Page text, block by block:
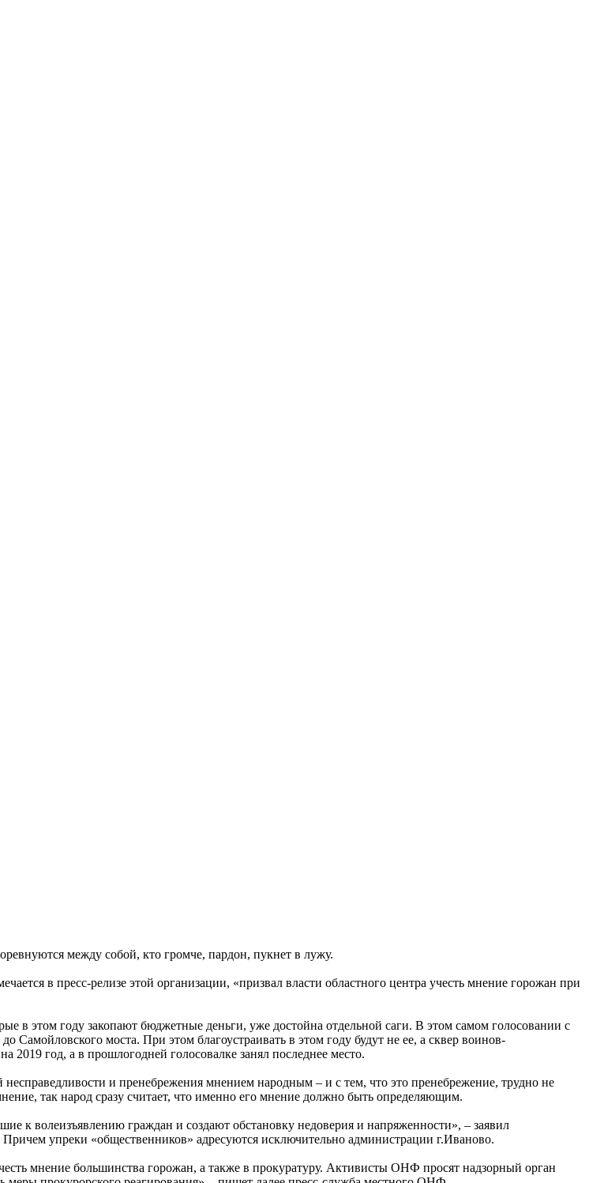
между собой, кто громче, пардон, пукнет в лужу.
в пресс-релизе этой организации, «призвал власти областного центра учесть мнение горожан при
в этом году закопают бюджетные деньги, уже достойна отдельной саги. В этом самом голосовании с
моста. При этом благоустраивать в этом году будут не ее, а сквер воинов-
2019 год, а в прошлогодней голосовалке занял последнее место.
и пренебрежения мнением народным – и с тем, что это пренебрежение, трудно не
так народ сразу считает, что именно его мнение должно быть определяющим.
к волеизъявлению граждан и создают обстановку недоверия и напряженности», – заявил
упреки «общественников» адресуются исключительно администрации г.Иваново.
мнение большинства горожан, а также в прокуратуру. Активисты ОНФ просят надзорный орган